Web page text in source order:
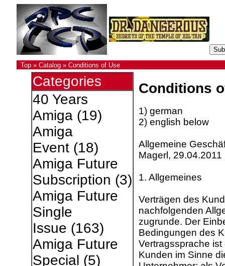
Top» Catalog» Conditions of Use
Categories
40 Years
Amiga(19)
Amiga
Event(18)
Amiga Future
Subscription (3)
Amiga Future
Single
Issue (163)
Amiga Future
Special (5)
Conditions
1) german
2) english below
Allgemeine
Magerl, 29.04.2011
1. Allgemeines
Verträgen des
nachfolgenden
zugrunde. Der
Bedingungen des
Vertragssprache ist
Kunden im Sinne